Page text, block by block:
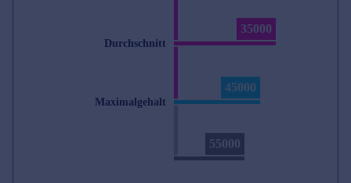
35000
Durchschnitt
45000
Maximalgehalt
55000